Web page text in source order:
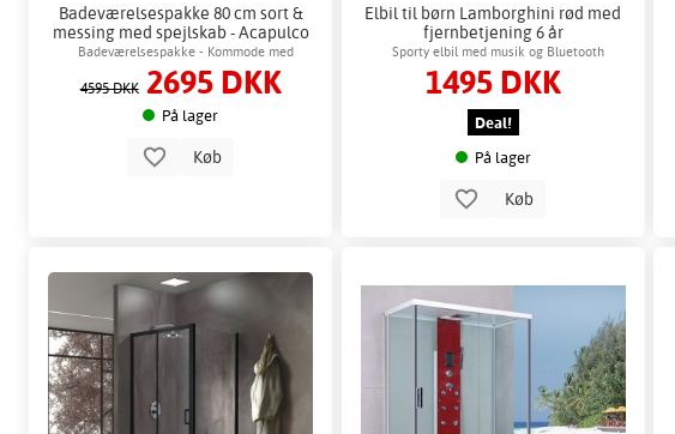
Badeværelsespakke 80 cm sort &
messing med spejlskab - Acapulco
+ 2.00 x Badeværelse krog
Badeværelsespakke - Kommode med
matchende spejlskab
4595 DKK 2695 DKK
På lager
Køb
Elbil til børn Lamborghini rød med
fjernbetjening 6 år
Sporty elbil med musik og Bluetooth
1495 DKK
Deal!
På lager
Køb